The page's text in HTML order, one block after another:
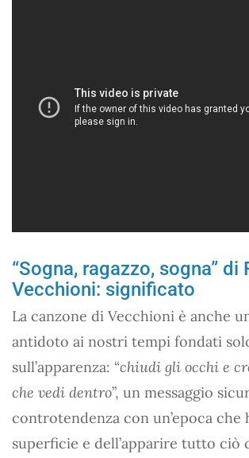
“Sogna, ragazzo, sogna” di
Vecchioni: significato
La canzone di Vecchioni è anche
antidoto ai nostri tempi fondati
sull’apparenza: “chiudi gli occhi e
che vedi dentro”, un messaggio
controtendenza con un’epoca che
superficie e dell’apparire tutto ciò